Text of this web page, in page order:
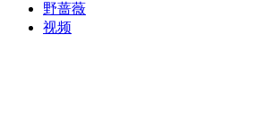
野蔷薇
视频